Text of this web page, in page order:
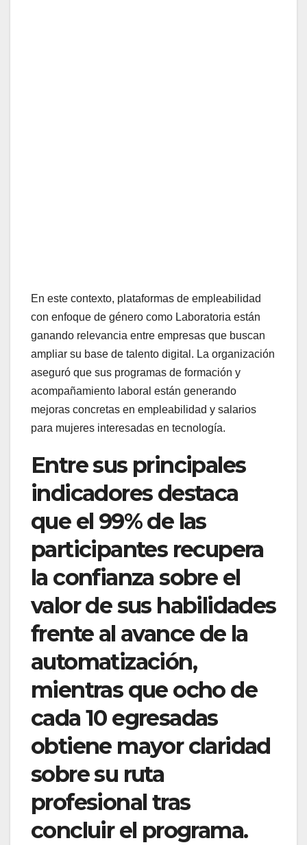
En este contexto, plataformas de empleabilidad
con enfoque de género como Laboratoria están
ganando relevancia entre empresas que buscan
ampliar su base de talento digital. La organización
aseguró que sus programas de formación y
acompañamiento laboral están generando
mejoras concretas en empleabilidad y salarios
para mujeres interesadas en tecnología.
Entre sus principales
indicadores destaca
que el 99% de las
participantes recupera
la confianza sobre el
valor de sus habilidades
frente al avance de la
automatización,
mientras que ocho de
cada 10 egresadas
obtiene mayor claridad
sobre su ruta
profesional tras
concluir el programa.